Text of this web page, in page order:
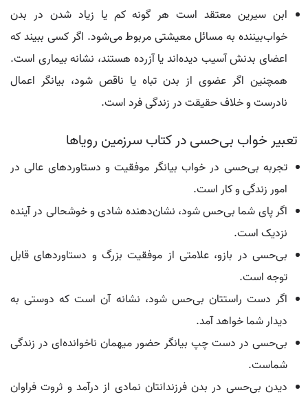
ابن سیرین معتقد است هر گونه کم یا زیاد شدن در بدن
خواب‌بیننده به مسائل معیشتی مربوط می‌شود. اگر کسی ببیند که
اعضای بدنش آسیب دیده‌اند یا آزرده هستند، نشانه بیماری است.
همچنین اگر عضوی از بدن تباه یا ناقص شود، بیانگر اعمال
نادرست و خلاف حقیقت در زندگی فرد است.
تعبیر خواب بی‌حسی در کتاب سرزمین رویاها
تجربه بی‌حسی در خواب بیانگر موفقیت و دستاوردهای عالی در
امور زندگی و کار است.
اگر پای شما بی‌حس شود، نشان‌دهنده شادی و خوشحالی در آینده
نزدیک است.
بی‌حسی در بازو، علامتی از موفقیت بزرگ و دستاوردهای قابل
توجه است.
اگر دست راستتان بی‌حس شود، نشانه آن است که دوستی به
دیدار شما خواهد آمد.
بی‌حسی در دست چپ بیانگر حضور میهمان ناخوانده‌ای در زندگی
شماست.
دیدن بی‌حسی در بدن فرزندانتان نمادی از درآمد و ثروت فراوان